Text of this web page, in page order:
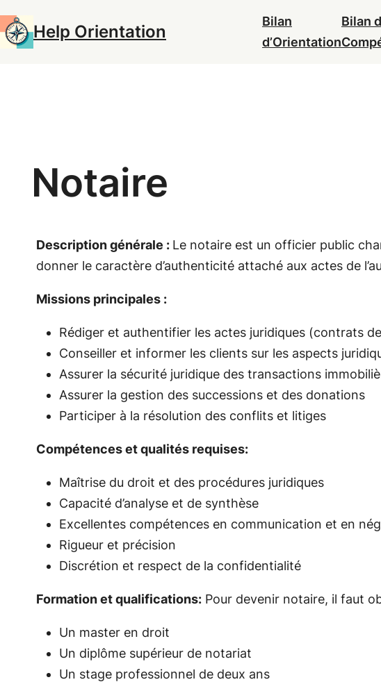
au
contenu
Help Orientation
Bilan
d’Orientation
Bilan
Notaire
Description générale : Le notaire est un officier public
donner le caractère d’authenticité attaché aux actes de
Missions principales :
Rédiger et authentifier les actes juridiques (contrats
Conseiller et informer les clients sur les aspects
Assurer la sécurité juridique des transactions
Assurer la gestion des successions et des donations
Participer à la résolution des conflits et litiges
Compétences et qualités requises:
Maîtrise du droit et des procédures juridiques
Capacité d’analyse et de synthèse
Excellentes compétences en communication et en
Rigueur et précision
Discrétion et respect de la confidentialité
Formation et qualifications:Pour devenir notaire, il faut
Un master en droit
Un diplôme supérieur de notariat
Un stage professionnel de deux ans